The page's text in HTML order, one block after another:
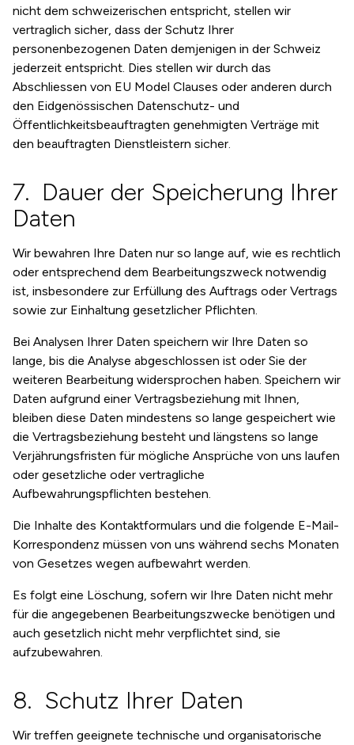
nicht dem schweizerischen entspricht, stellen wir
vertraglich sicher, dass der Schutz Ihrer
personenbezogenen Daten demjenigen in der Schweiz
jederzeit entspricht. Dies stellen wir durch das
Abschliessen von EU Model Clauses oder anderen durch
den Eidgenössischen Datenschutz- und
Öffentlichkeitsbeauftragten genehmigten Verträge mit
den beauftragten Dienstleistern sicher.
Dauer der Speicherung Ihrer
Daten
Wir bewahren Ihre Daten nur so lange auf, wie es rechtlich
oder entsprechend dem Bearbeitungszweck notwendig
ist, insbesondere zur Erfüllung des Auftrags oder Vertrags
sowie zur Einhaltung gesetzlicher Pflichten.
Bei Analysen Ihrer Daten speichern wir Ihre Daten so
lange, bis die Analyse abgeschlossen ist oder Sie der
weiteren Bearbeitung widersprochen haben. Speichern wir
Daten aufgrund einer Vertragsbeziehung mit Ihnen,
bleiben diese Daten mindestens so lange gespeichert wie
die Vertragsbeziehung besteht und längstens so lange
Verjährungsfristen für mögliche Ansprüche von uns laufen
oder gesetzliche oder vertragliche
Aufbewahrungspflichten bestehen.
Die Inhalte des Kontaktformulars und die folgende E-Mail-
Korrespondenz müssen von uns während sechs Monaten
von Gesetzes wegen aufbewahrt werden.
Es folgt eine Löschung, sofern wir Ihre Daten nicht mehr
für die angegebenen Bearbeitungszwecke benötigen und
auch gesetzlich nicht mehr verpflichtet sind, sie
aufzubewahren.
Schutz Ihrer Daten
Wir treffen geeignete technische und organisatorische